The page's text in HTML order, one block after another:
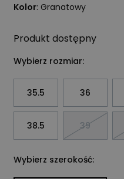
Kolor: Granatowy
Produkt dostępny
Wybierz rozmiar:
35.5 36
38.5 39
Wybierz szerokość: